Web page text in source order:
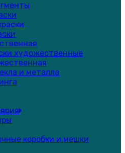
художественные
и металла
коробки и мешки